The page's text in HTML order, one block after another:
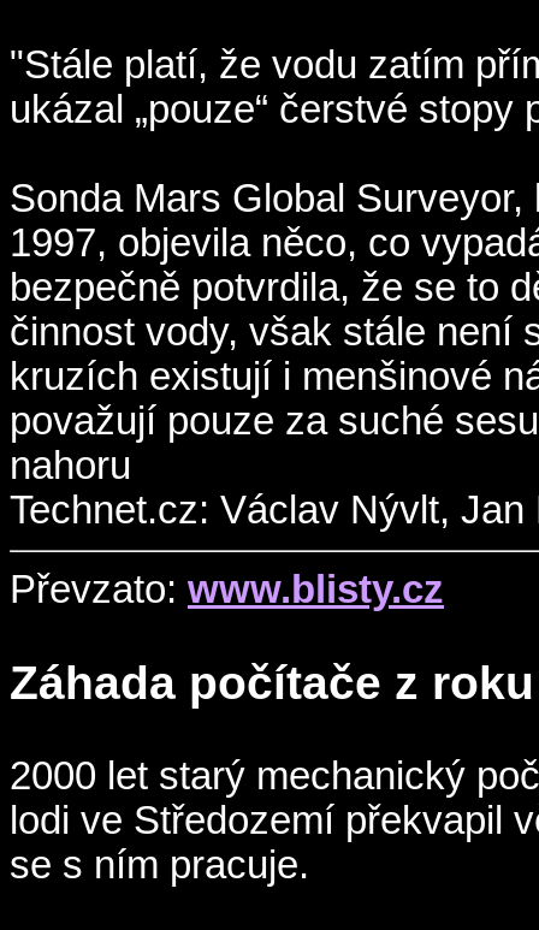
"Stále platí, že vodu zatím
ukázal „pouze“ čerstvé
Sonda Mars Global
1997, objevila něco, co
bezpečně potvrdila, že se to
činnost vody, však stále není
kruzích existují i menšinové
považují pouze za suché
nahoru
Technet.cz: Václav Nývlt, Jan
Převzato: www.blisty.cz
Záhada počítače z
2000 let starý mechanický
lodi ve Středozemí překvapil
se s ním pracuje.